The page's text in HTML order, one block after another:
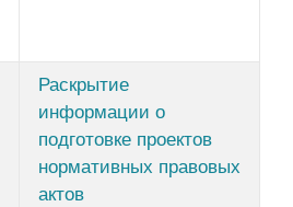
Раскрытие
информации о
подготовке проектов
нормативных правовых
актов